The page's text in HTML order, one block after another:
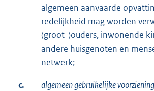
algemeen aanvaarde
redelijkheid mag worden
(groot-)ouders, inwonende
andere huisgenoten en
netwerk;
c. algemeen gebruikelijke